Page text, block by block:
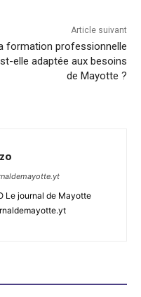
Article suivant
formation professionnelle
elle adaptée aux besoins
de Mayotte ?
Le journal de Mayotte